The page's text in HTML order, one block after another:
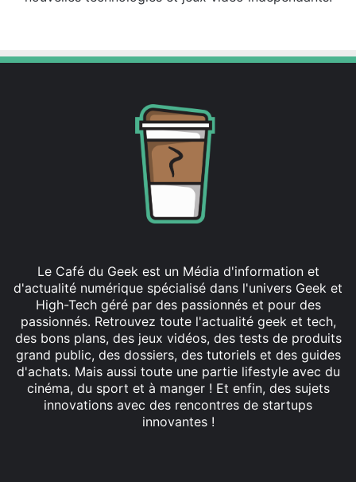
Le Café du Geek est un Média d'information et
d'actualité numérique spécialisé dans l'univers Geek et
High-Tech géré par des passionnés et pour des
passionnés. Retrouvez toute l'actualité geek et tech,
des bons plans, des jeux vidéos, des tests de produits
grand public, des dossiers, des tutoriels et des guides
d'achats. Mais aussi toute une partie lifestyle avec du
cinéma, du sport et à manger ! Et enfin, des sujets
innovations avec des rencontres de startups
innovantes !